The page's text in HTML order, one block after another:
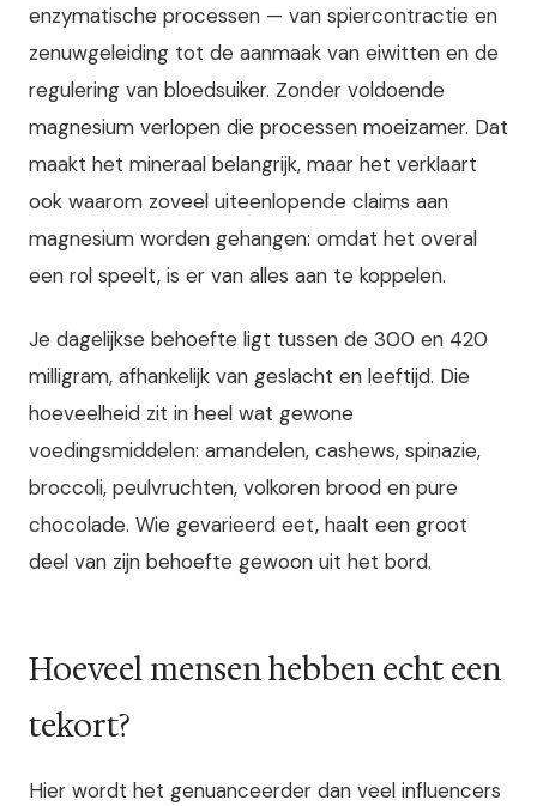
enzymatische processen — van spiercontractie en
zenuwgeleiding tot de aanmaak van eiwitten en de
regulering van bloedsuiker. Zonder voldoende
magnesium verlopen die processen moeizamer. Dat
maakt het mineraal belangrijk, maar het verklaart
ook waarom zoveel uiteenlopende claims aan
magnesium worden gehangen: omdat het overal
een rol speelt, is er van alles aan te koppelen.
Je dagelijkse behoefte ligt tussen de 300 en 420
milligram, afhankelijk van geslacht en leeftijd. Die
hoeveelheid zit in heel wat gewone
voedingsmiddelen: amandelen, cashews, spinazie,
broccoli, peulvruchten, volkoren brood en pure
chocolade. Wie gevarieerd eet, haalt een groot
deel van zijn behoefte gewoon uit het bord.
Hoeveel mensen hebben echt een
tekort?
Hier wordt het genuanceerder dan veel influencers